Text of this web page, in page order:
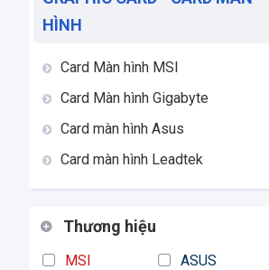
HÌNH
Card Màn hình MSI
Card Màn hình Gigabyte
Card màn hình Asus
Card màn hình Leadtek
Thương hiệu
MSI
ASUS